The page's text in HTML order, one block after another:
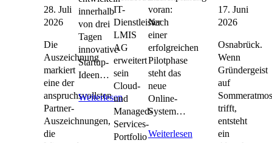
28. Juli
2026
Die
Auszeichnung
markiert
eine der
anspruchsvollsten
Partner-
Auszeichnungen,
die
innerhalb
von drei
Tagen
innovative
Startup-
Ideen…
Weiterlesen
IT-
Dienstleister
LMIS
AG
erweitert
sein
Cloud-
und
Managed-
Services-
Portfolio
voran:
Nach
einer
erfolgreichen
Pilotphase
steht das
neue
Online-
System…
Weiterlesen
17. Juni
2026
Osnabrück.
Wenn
Gründergeist
auf
trifft,
entsteht
ein